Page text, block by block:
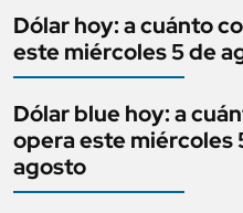
41 segundos
Dólar hoy: a cuánto
este miércoles 5 de
Dólar blue hoy: a
opera este miércoles
agosto